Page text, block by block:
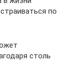
по
столь